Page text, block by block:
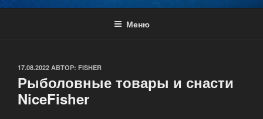
Меню
ОПУБЛИКОВАНО
17.08.2022 АВТОР: FISHER
Рыболовные товары и снасти
NiceFisher